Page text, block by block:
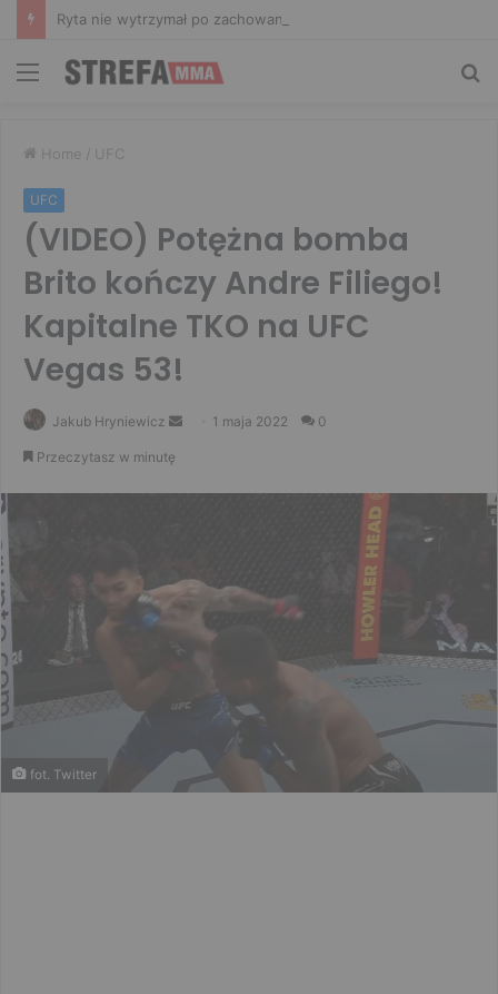
Menu
Home / UFC
UFC
(VIDEO) Potężna bomba
Brito kończy Andre Filiego!
Kapitalne TKO na UFC
Vegas 53!
Jakub Hryniewicz
Send 1 maja 2022 0
Przeczytasz w minutę
fot. Twitter